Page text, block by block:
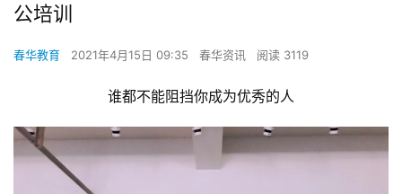
公培训
春华教育 2021年4月15日 09:35 春华资讯 阅读 3119
谁都不能阻挡你成为优秀的人